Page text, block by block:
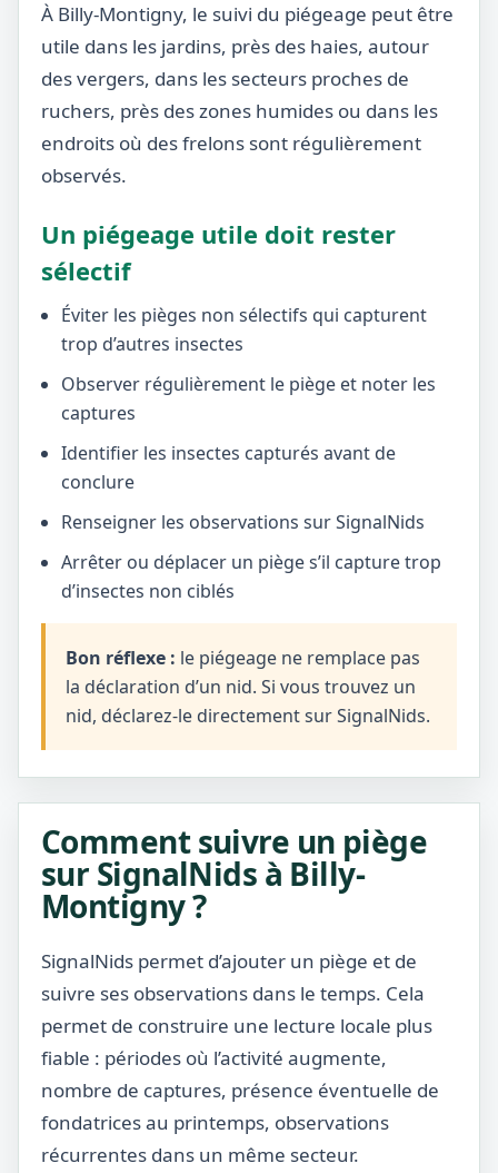
À Billy-Montigny, le suivi du piégeage peut être
utile dans les jardins, près des haies, autour
des vergers, dans les secteurs proches de
ruchers, près des zones humides ou dans les
endroits où des frelons sont régulièrement
observés.
Un piégeage utile doit rester
sélectif
Éviter les pièges non sélectifs qui capturent
trop d’autres insectes
Observer régulièrement le piège et noter les
captures
Identifier les insectes capturés avant de
conclure
Renseigner les observations sur SignalNids
Arrêter ou déplacer un piège s’il capture trop
d’insectes non ciblés
Bon réflexe : le piégeage ne remplace pas
la déclaration d’un nid. Si vous trouvez un
nid, déclarez-le directement sur SignalNids.
Comment suivre un piège
sur SignalNids à Billy-
Montigny ?
SignalNids permet d’ajouter un piège et de
suivre ses observations dans le temps. Cela
permet de construire une lecture locale plus
fiable : périodes où l’activité augmente,
nombre de captures, présence éventuelle de
fondatrices au printemps, observations
récurrentes dans un même secteur.